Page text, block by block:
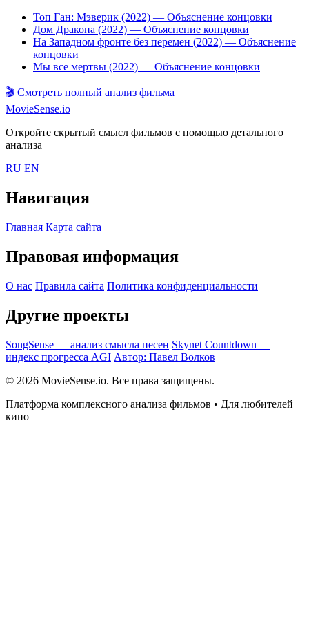
Топ Ган: Мэверик (2022) — Объяснение концовки
Дом Дракона (2022) — Объяснение концовки
На Западном фронте без перемен (2022) — Объяснение
концовки
Мы все мертвы (2022) — Объяснение концовки
🎬 Смотреть полный анализ фильма
MovieSense.io
Откройте скрытый смысл фильмов с помощью детального
анализа
RU EN
Навигация
Главная Карта сайта
Правовая информация
О нас Правила сайта Политика конфиденциальности
Другие проекты
SongSense — анализ смысла песен Skynet Countdown —
индекс прогресса AGI Автор: Павел Волков
© 2026 MovieSense.io. Все права защищены.
Платформа комплексного анализа фильмов • Для любителей
кино